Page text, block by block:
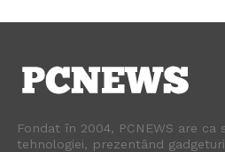
Fondat în 2004, PCNEWS are
tehnologiei, prezentând